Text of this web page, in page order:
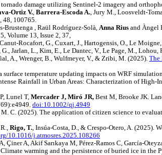
tornado damage utilizing Sentinel-2 imagery and
Ortiz V., Barrera-Escoda A., Jury M., Loosveldt-
48, 100765.
Brustenga , Raül Rodríguez-Solà, Anna Riusand Àngel
Volume 13, Issue 2, 37,
Rocafort, G., Cuxart, J., Hartogensis, O., Le Moigne,
G., Jarlan, L., Kim, E., Le Dantec, V., Le Page, M.,
A., Wrenger, B., Wulfmeyer, V., & Zribi, M. (2025). The
surface temperature updating impacts on WRF
Rainfall in Urban Areas: Characterization of
Lunel T, Mercader J, Miró JR,Best M, Brooke JK.
doi:10.1002/qj.4949
C. (2025). The application of citizen science to
Rigo, T., Insúa-Costa, D., & Crespo-Otero, A. (2025).
10.1016/j.atmosres.2025.108266
Çiner A, Akif Sarıkaya M, Pérez-Ramos C, García-
warming and the persistence of buried ice in